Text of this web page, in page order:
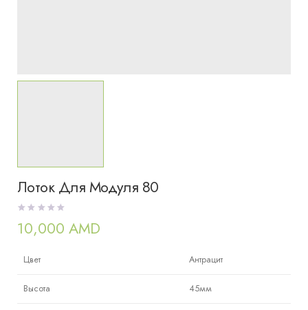
Лоток Для Модуля 80
10,000 AMD
Цвет Антрацит
Высота 45мм